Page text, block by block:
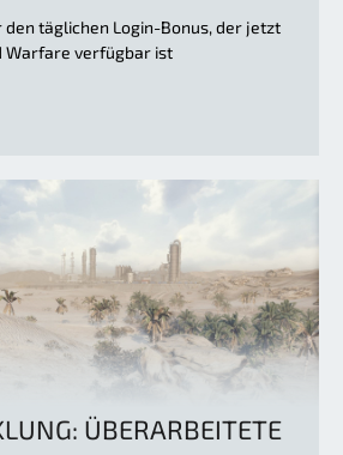
täglichen Login-Bonus, der jetzt
Warfare verfügbar ist
ÜBERARBEITETE